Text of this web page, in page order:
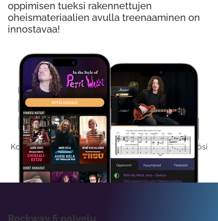
Kokeile Ilmaiseksi
Kokeilemalla ilmaiseksi saat koko sisältömme käyttöösi
viikon ajaksi.
oppimisen tueksi rakennettujen
oheismateriaalien avulla treenaaminen on
innostavaa!
Rockway.fi palvelu